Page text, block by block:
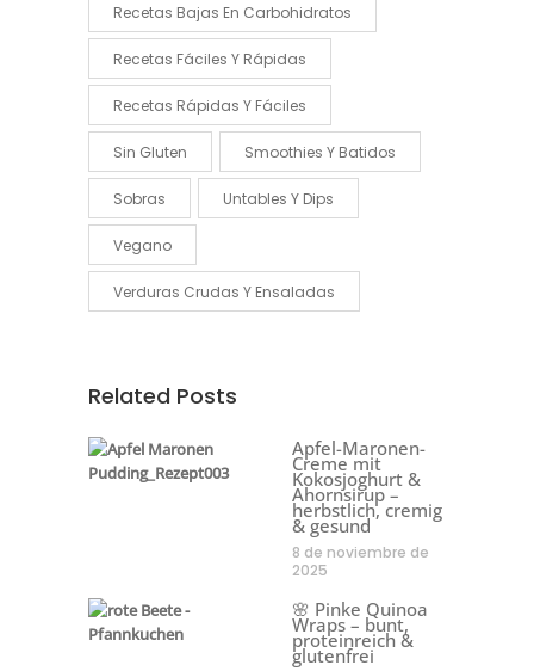
Recetas Bajas En Carbohidratos
Recetas Fáciles Y Rápidas
Recetas Rápidas Y Fáciles
Sin Gluten Smoothies Y Batidos
Sobras Untables Y Dips
Vegano
Verduras Crudas Y Ensaladas
Related Posts
Apfel-Maronen-
Creme mit
Kokosjoghurt &
Ahornsirup –
herbstlich, cremig
& gesund
8 de noviembre de
2025
🌸 Pinke Quinoa
Wraps – bunt,
proteinreich &
glutenfrei